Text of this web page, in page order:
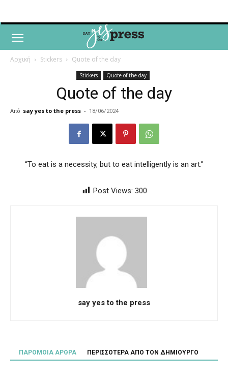
Αρχική Stickers Quote of the day
Stickers Quote of the day
Quote of the day
Από say yes to the press - 18/06/2024
“To eat is a necessity, but to eat intelligently is an art.”
Post Views: 300
say yes to the press
ΠΑΡΟΜΟΙΑ ΑΡΘΡΑ ΠΕΡΙΣΣΟΤΕΡΑ ΑΠΟ ΤΟΝ ΔΗΜΙΟΥΡΓΟ